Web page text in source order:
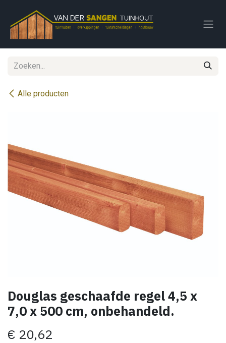
Alle producten
Douglas geschaafde regel 4,5 x
7,0 x 500 cm, onbehandeld.
€ 20,62